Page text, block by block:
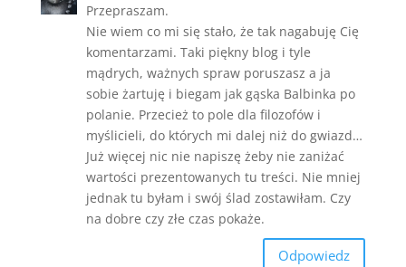
Przepraszam.
Nie wiem co mi się stało, że tak nagabuję Cię
komentarzami. Taki piękny blog i tyle
mądrych, ważnych spraw poruszasz a ja
sobie żartuję i biegam jak gąska Balbinka po
polanie. Przecież to pole dla filozofów i
myślicieli, do których mi dalej niż do gwiazd…
Już więcej nic nie napiszę żeby nie zaniżać
wartości prezentowanych tu treści. Nie mniej
jednak tu byłam i swój ślad zostawiłam. Czy
na dobre czy złe czas pokaże.
Odpowiedz